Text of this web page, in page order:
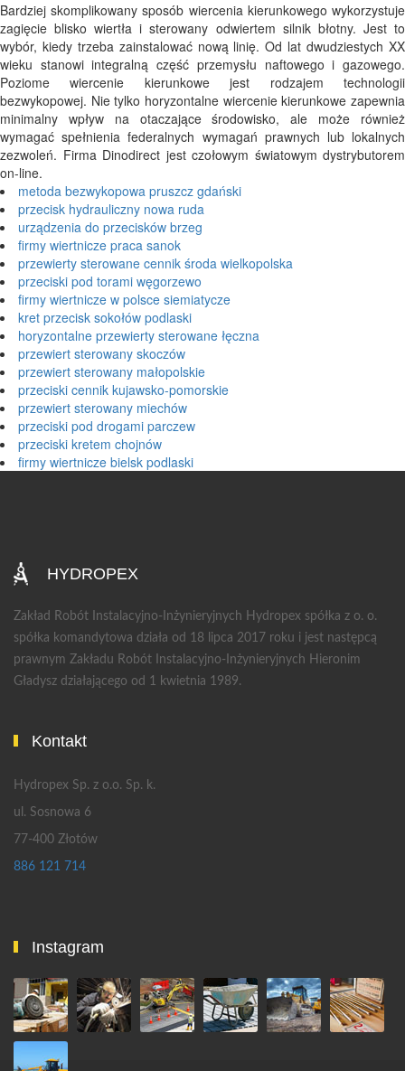
Bardziej skomplikowany sposób wiercenia kierunkowego wykorzystuje
zagięcie blisko wiertła i sterowany odwiertem silnik błotny. Jest to
wybór, kiedy trzeba zainstalować nową linię. Od lat dwudziestych XX
wieku stanowi integralną część przemysłu naftowego i gazowego.
Poziome wiercenie kierunkowe jest rodzajem technologii
bezwykopowej. Nie tylko horyzontalne wiercenie kierunkowe zapewnia
minimalny wpływ na otaczające środowisko, ale może również
wymagać spełnienia federalnych wymagań prawnych lub lokalnych
zezwoleń. Firma Dinodirect jest czołowym światowym dystrybutorem
on-line.
metoda bezwykopowa pruszcz gdański
przecisk hydrauliczny nowa ruda
urządzenia do przecisków brzeg
firmy wiertnicze praca sanok
przewierty sterowane cennik środa wielkopolska
przeciski pod torami węgorzewo
firmy wiertnicze w polsce siemiatycze
kret przecisk sokołów podlaski
horyzontalne przewierty sterowane łęczna
przewiert sterowany skoczów
przewiert sterowany małopolskie
przeciski cennik kujawsko-pomorskie
przewiert sterowany miechów
przeciski pod drogami parczew
przeciski kretem chojnów
firmy wiertnicze bielsk podlaski
HYDROPEX
Zakład Robót Instalacyjno-Inżynieryjnych Hydropex spółka z o. o.
spółka komandytowa działa od 18 lipca 2017 roku i jest następcą
prawnym Zakładu Robót Instalacyjno-Inżynieryjnych Hieronim
Gładysz działającego od 1 kwietnia 1989.
Kontakt
Hydropex Sp. z o.o. Sp. k.
ul. Sosnowa 6
77-400 Złotów
886 121 714
Instagram